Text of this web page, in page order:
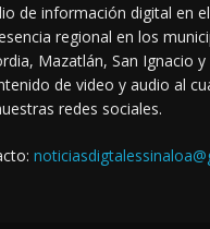
de información digital en
regional en los
Mazatlán, San Ignacio y
de video y audio al
redes sociales.